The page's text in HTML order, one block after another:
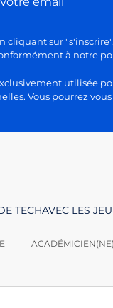
cliquant sur
à notre
Vous pourrez
TECHAVEC LES